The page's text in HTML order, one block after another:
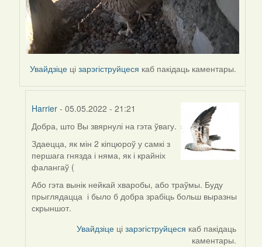
Увайдзіце цізарэгіструйцеся каб пакідаць каментары.
Harrier- 05.05.2022 - 21:21
In
reply
to
by
Добра, што Вы звярнулі на гэта ўвагу.
Здаецца, як мін 2 кіпцюроў у самкі з
першага гнязда і няма, як і крайніх
фалангаў (
Або гэта вынік нейкай хваробы, або траўмы. Буду
прыглядацца і было б добра зрабіць больш выразны
скрыншот.
Увайдзіце цізарэгіструйцеся каб пакідаць
каментары.